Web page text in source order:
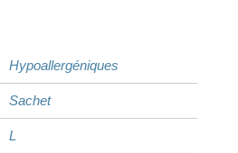
n
t
Hypoallergéniques
Sachet
L